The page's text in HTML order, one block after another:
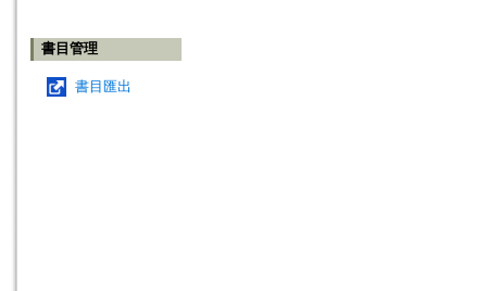
書目管理
書目匯出